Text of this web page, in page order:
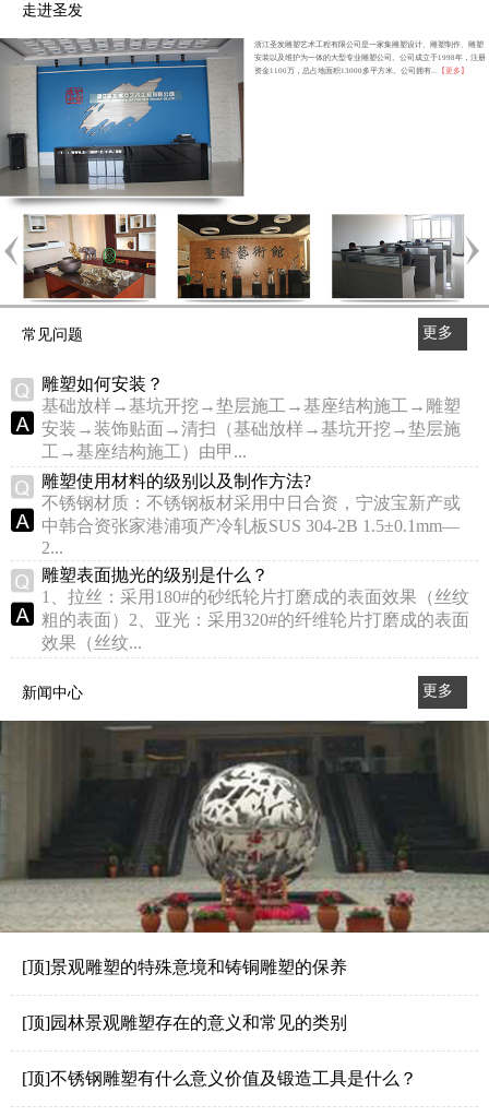
走进圣发
浙江圣发雕塑艺术工程有限公司是一家集雕塑设计、雕塑制作、雕塑
安装以及维护为一体的大型专业雕塑公司。公司成立于1998年，注册
资金1100万，总占地面积13000多平方米。公司拥有...
【更多】
常见问题
更多
雕塑如何安装？
基础放样→基坑开挖→垫层施工→基座结构施工→雕塑
安装→装饰贴面→清扫（基础放样→基坑开挖→垫层施
工→基座结构施工）由甲...
雕塑使用材料的级别以及制作方法?
不锈钢材质：不锈钢板材采用中日合资，宁波宝新产或
中韩合资张家港浦项产冷轧板SUS 304-2B 1.5±0.1mm—
2...
雕塑表面抛光的级别是什么？
1、拉丝：采用180#的砂纸轮片打磨成的表面效果（丝纹
粗的表面）2、亚光：采用320#的纤维轮片打磨成的表面
效果（丝纹...
新闻中心
更多
>>
[顶]景观雕塑的特殊意境和铸铜雕塑的保养
[顶]园林景观雕塑存在的意义和常见的类别
[顶]不锈钢雕塑有什么意义价值及锻造工具是什么？